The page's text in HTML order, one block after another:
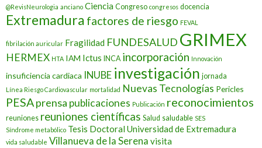
@RevisNeurologia anciano Ciencia Congreso congresos docencia
Extremadura factores de riesgo FEVAL
fibrilación auricular Fragilidad FUNDESALUD GRIMEX
HERMEX HTA IAM Ictus INCA incorporación Innovación
insuficiencia cardiaca INUBE investigación jornada
Línea Riesgo Cardiovascular mortalidad Nuevas Tecnologías Pericles
PESAprensa publicaciones Publicación reconocimientos
reuniones reuniones científicas Salud saludable SES
Síndrome metabólico Tesis Doctoral Universidad de Extremadura
vida saludable Villanueva de la Serena visita